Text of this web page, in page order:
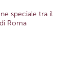
speciale tra il
Roma